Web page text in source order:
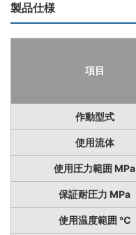
製品仕様
項目
作動型式
使用流体
使用圧力範囲 MPa
保証耐圧力 MPa
使用温度範囲 ℃